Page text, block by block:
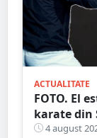
ACTUALITATE
FOTO. El
karate din
intimă
4 august